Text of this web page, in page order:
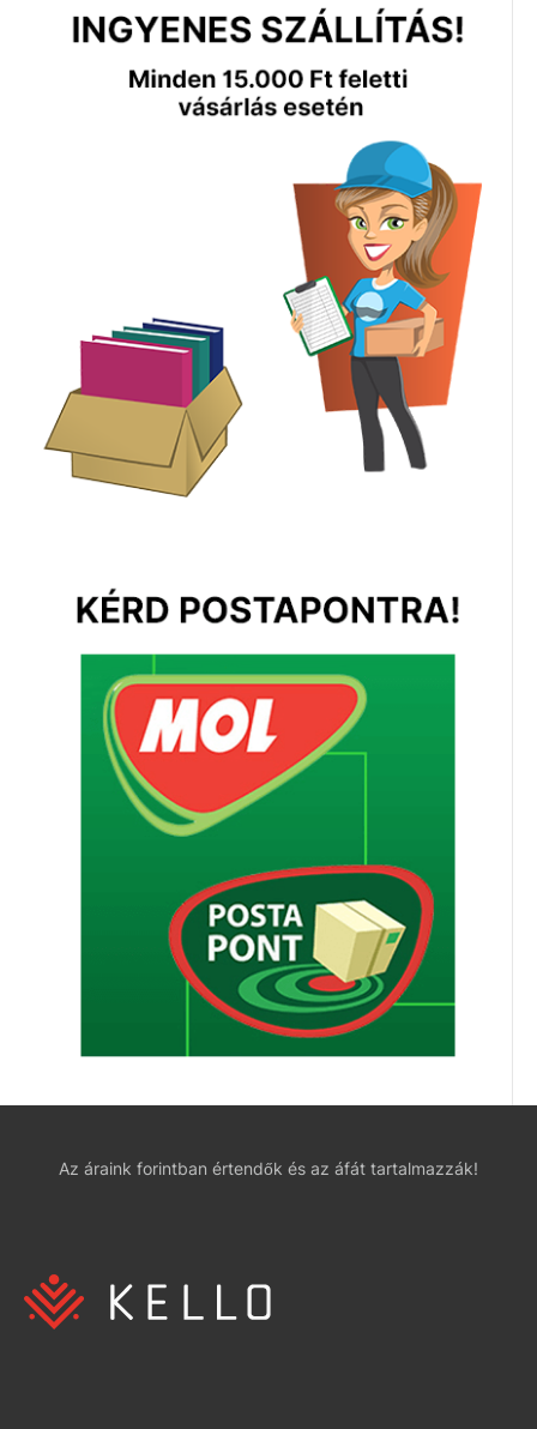
Az áraink forintban értendők és az áfát tartalmazzák!